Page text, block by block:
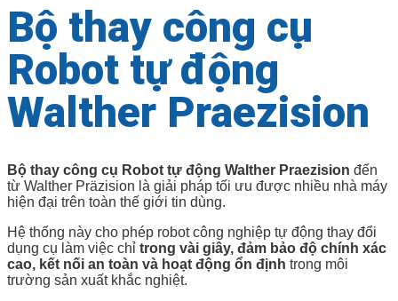
Bộ thay công cụ
Robot tự động
Walther Praezision
Bộ thay công cụ Robot tự động Walther Praezision đến
từ Walther Präzision là giải pháp tối ưu được nhiều nhà máy
hiện đại trên toàn thế giới tin dùng.
Hệ thống này cho phép robot công nghiệp tự động thay đổi
dụng cụ làm việc chỉ trong vài giây, đảm bảo độ chính xác
cao, kết nối an toàn và hoạt động ổn định trong môi
trường sản xuất khắc nghiệt.